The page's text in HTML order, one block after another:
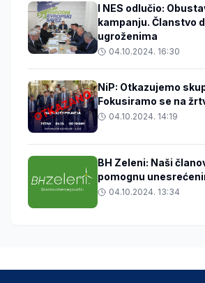
I NES odlučio:
kampanju. Članstvo
ugroženima
04.10.2024. 16:30
NiP: Otkazujemo
Fokusiramo se na
04.10.2024. 14:19
BH Zeleni: Naši
pomognu
04.10.2024. 13:34